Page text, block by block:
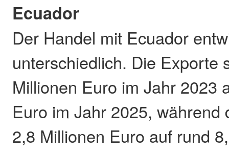
Ecuador
Der Handel mit Ecuador
unterschiedlich. Die Exporte
Millionen Euro im Jahr 2023
Euro im Jahr 2025, während
2,8 Millionen Euro auf rund